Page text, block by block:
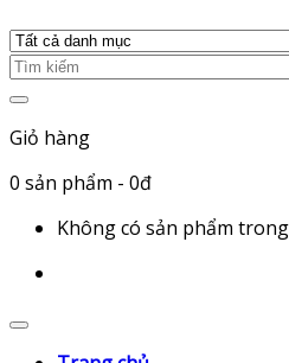
Giỏ hàng
0 sản phẩm - 0đ
Không có sản phẩm